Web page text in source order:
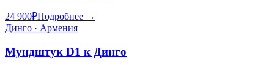
24 900₽Подробнее →
Динго · Армения
Мундштук D1 к Динго